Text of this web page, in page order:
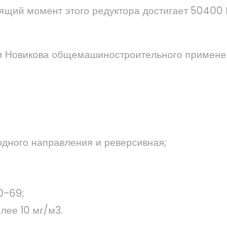
момент этого редуктора достигает
Новикова общемашиностроительного
направления и реверсивная;
69;
10 мг/м3.